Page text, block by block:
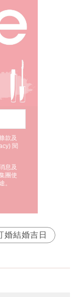
款及
) 閱
息及
團使
。
婚結婚吉日